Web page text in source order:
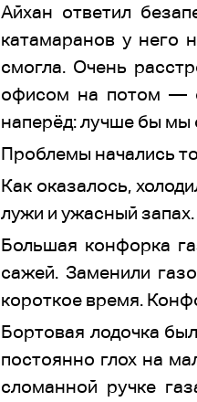
Айхан ответил
катамаранов у него
смогла. Очень
офисом на потом —
наперёд: лучше бы мы
Проблемы начались
Как оказалось,
лужи и ужасный
Большая конфорка
сажей. Заменили
короткое время.
Бортовая лодочка
постоянно глох на
сломанной ручке